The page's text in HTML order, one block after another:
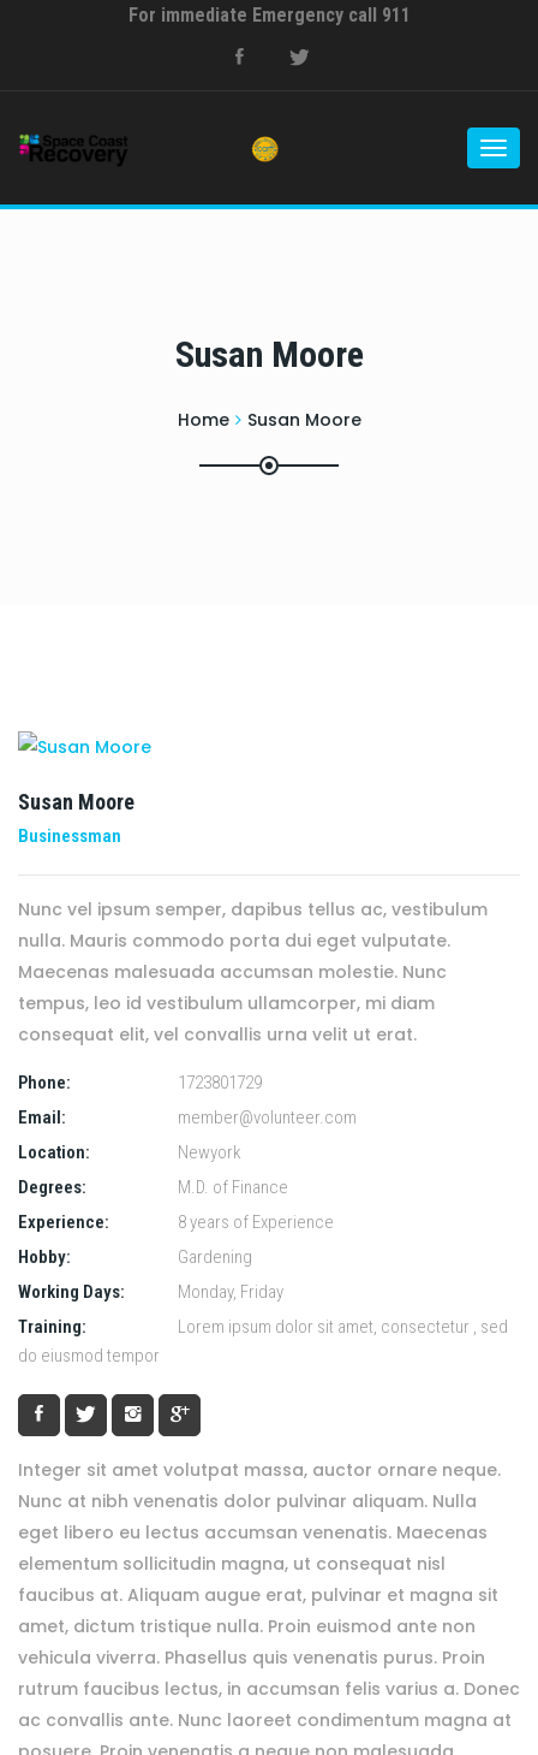
For immediate Emergency call 911
Susan Moore
Home Susan Moore
Susan Moore
Businessman
Nunc vel ipsum semper, dapibus tellus ac, vestibulum
nulla. Mauris commodo porta dui eget vulputate.
Maecenas malesuada accumsan molestie. Nunc
tempus, leo id vestibulum ullamcorper, mi diam
consequat elit, vel convallis urna velit ut erat.
Phone:
1723801729
Email:
member@volunteer.com
Location:
Newyork
Degrees:
M.D. of Finance
Experience:
8 years of Experience
Hobby:
Gardening
Working Days:
Monday, Friday
Training:
Lorem ipsum dolor sit amet, consectetur , sed
do eiusmod tempor
Integer sit amet volutpat massa, auctor ornare neque.
Nunc at nibh venenatis dolor pulvinar aliquam. Nulla
eget libero eu lectus accumsan venenatis. Maecenas
elementum sollicitudin magna, ut consequat nisl
faucibus at. Aliquam augue erat, pulvinar et magna sit
amet, dictum tristique nulla. Proin euismod ante non
vehicula viverra. Phasellus quis venenatis purus. Proin
rutrum faucibus lectus, in accumsan felis varius a. Donec
ac convallis ante. Nunc laoreet condimentum magna at